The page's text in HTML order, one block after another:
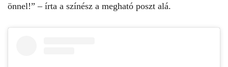
önnel!” – írta a színész a megható poszt alá.